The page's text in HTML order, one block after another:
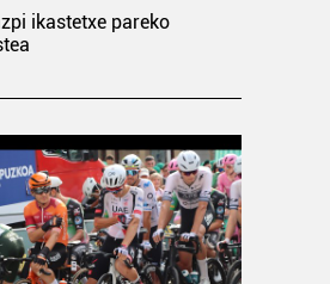
ikastetxe pareko